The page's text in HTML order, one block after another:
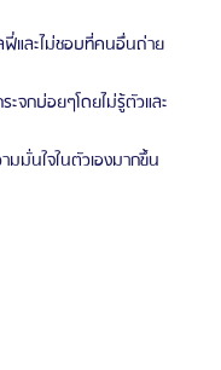
และไม่ชอบที่คนอื่นถ่าย
จกบ่อยๆโดยไม่รู้ตัวและ
มั่นใจในตัวเองมากขึ้น